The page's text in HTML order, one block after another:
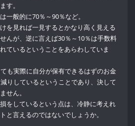
す。
一般的に70％～90％など。
を見れば一見するとかなり高く見える
んが、逆に言えば30％～10％は手数料
ているということをあらわしていま
も実際に自分が保有できるはずのお金
りしているということであり、決して
せん。
をしているという点は、冷静に考えれ
と言えるのではないでしょうか。